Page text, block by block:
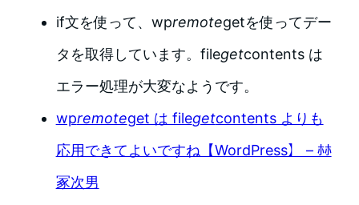
if文を使って、wpremotegetを使ってデー
タを取得しています。filegetcontents は
エラー処理が大変なようです。
wpremoteget は filegetcontents よりも
応用できてよいですね【WordPress】 – ﾎﾎ
冢次男